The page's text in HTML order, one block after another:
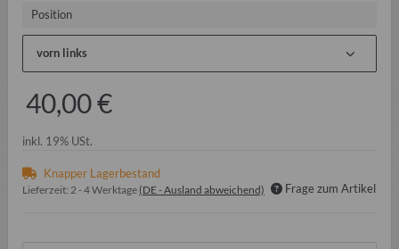
Position
vorn links
40,00 €
inkl. 19% USt.
Knapper Lagerbestand
Lieferzeit: 2 - 4 Werktage (DE - Ausland abweichend) Frage zum Artikel